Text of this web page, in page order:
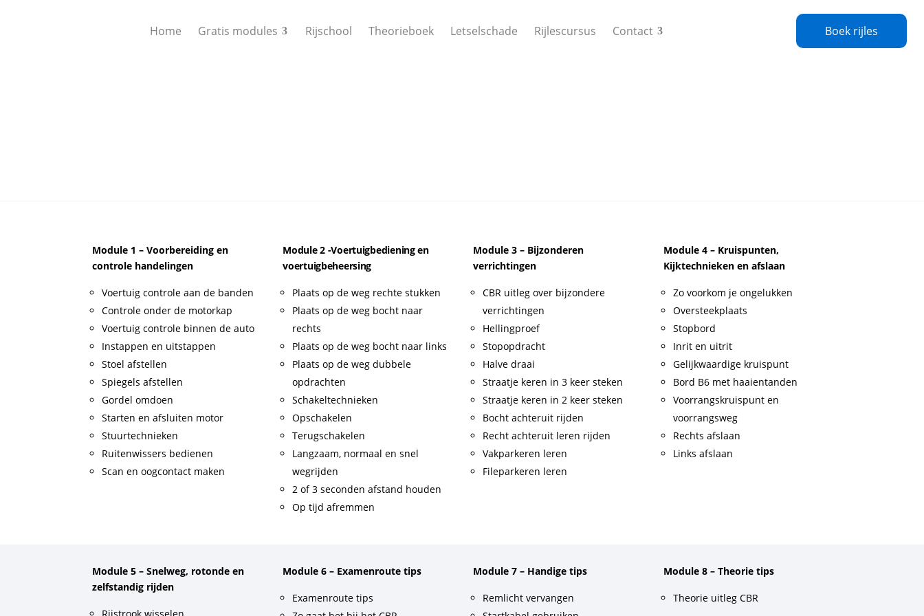
Home Gratis modules Rijschool Theorieboek Letselschade Rijlescursus Contact Boek rijles
Module 1 – Voorbereiding en
controle handelingen
Voertuig controle aan de banden
Controle onder de motorkap
Voertuig controle binnen de auto
Instappen en uitstappen
Stoel afstellen
Spiegels afstellen
Gordel omdoen
Starten en afsluiten motor
Stuurtechnieken
Ruitenwissers bedienen
Scan en oogcontact maken
Module 2 -Voertuigbediening en
voertuigbeheersing
Plaats op de weg rechte stukken
Plaats op de weg bocht naar
rechts
Plaats op de weg bocht naar links
Plaats op de weg dubbele
opdrachten
Schakeltechnieken
Opschakelen
Terugschakelen
Langzaam, normaal en snel
wegrijden
2 of 3 seconden afstand houden
Op tijd afremmen
Module 3 – Bijzonderen
verrichtingen
CBR uitleg over bijzondere
verrichtingen
Hellingproef
Stopopdracht
Halve draai
Straatje keren in 3 keer steken
Straatje keren in 2 keer steken
Bocht achteruit rijden
Recht achteruit leren rijden
Vakparkeren leren
Fileparkeren leren
Module 4 – Kruispunten,
Kijktechnieken en afslaan
Zo voorkom je ongelukken
Oversteekplaats
Stopbord
Inrit en uitrit
Gelijkwaardige kruispunt
Bord B6 met haaientanden
Voorrangskruispunt en
voorrangsweg
Rechts afslaan
Links afslaan
Module 5 – Snelweg, rotonde en
zelfstandig rijden
Module 6 – Examenroute tips
Examenroute tips
Module 7 – Handige tips
Remlicht vervangen
Module 8 – Theorie tips
Theorie uitleg CBR